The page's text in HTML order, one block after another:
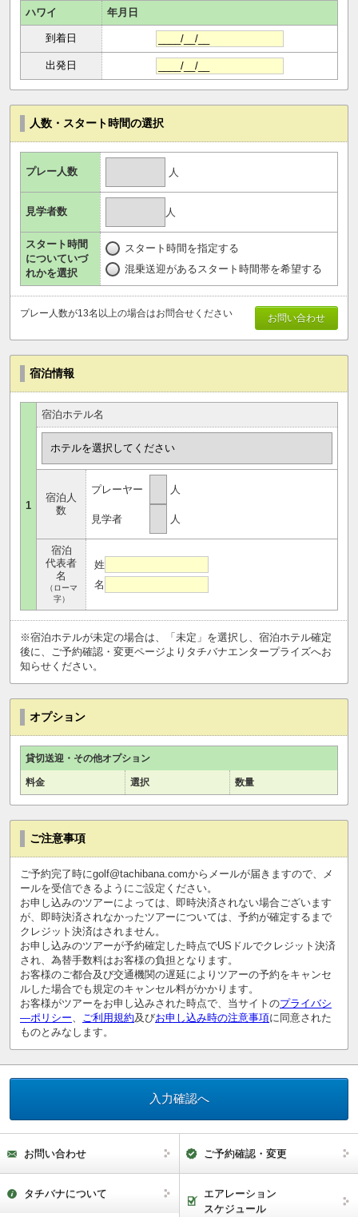
ハワイ 年月日
到着日
出発日
人数・スタート時間の選択
プレー人数 人
見学者数 人
スタート時間
についていづ
れかを選択
スタート時間を指定する
混乗送迎があるスタート時間帯を希望する
お問い合わせ
プレー人数が13名以上の場合はお問合せください
宿泊情報
1
宿泊ホテル名
宿泊人
数
プレーヤー 人
見学者 人
宿泊
代表者
名
（ローマ
字）
姓
名
※宿泊ホテルが未定の場合は、「未定」を選択し、宿泊ホテル確定
後に、ご予約確認・変更ページよりタチバナエンタープライズへお
知らせください。
オプション
貸切送迎・その他オプション
料金 選択 数量
ご注意事項
ご予約完了時にgolf@tachibana.comからメールが届きますので、メ
ールを受信できるようにご設定ください。
お申し込みのツアーによっては、即時決済されない場合ございます
が、即時決済されなかったツアーについては、予約が確定するまで
クレジット決済はされません。
お申し込みのツアーが予約確定した時点でUSドルでクレジット決済
され、為替手数料はお客様の負担となります。
お客様のご都合及び交通機関の遅延によりツアーの予約をキャンセ
ルした場合でも規定のキャンセル料がかかります。
お客様がツアーをお申し込みされた時点で、当サイトのプライバシ
―ポリシー
ご利用規約及びお申し込み時の注意事項に同意された
ものとみなします。
お問い合わせ ご予約確認・変更
タチバナについて
エアレーション
スケジュール